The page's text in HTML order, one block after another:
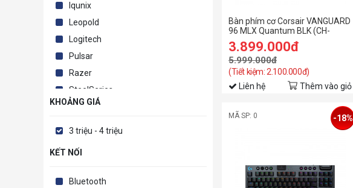
Iqunix
Leopold
Logitech
Pulsar
Razer
SteelSeries
Varmilo
KHOẢNG GIÁ
3 triệu - 4 triệu
KẾT NỐI
Bluetooth
Bàn phím cơ Corsair VANGUARD
96 MLX Quantum BLK (CH-
91E901H-NA)
3.899.000đ
5.999.000đ
(Tiết kiệm: 2.100.000đ)
Liên hệ Thêm vào giỏ
MÃ SP: 0 -18%